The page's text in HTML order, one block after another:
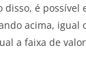
disso, é possível
acima, igual
a faixa de